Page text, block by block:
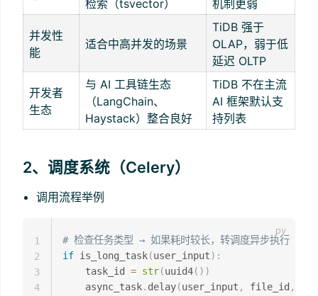
检索（tsvector）
机制更弱
并发性
能
适合中高并发的场景
TiDB 强于
OLAP，弱于低
延迟 OLTP
开发者
生态
与 AI 工具链生态
（LangChain、
Haystack）整合良好
TiDB 不在主流
AI 框架默认支
持列表
2、调度系统（Celery）
调用流程举例
# 检查任务类型 → 如果耗时较长，转调度异步执行
if is_long_task(user_input) :
    task_id
= str(uuid4( ) )
    async_task
. delay(user_input , file_id ,
1
2
3
4